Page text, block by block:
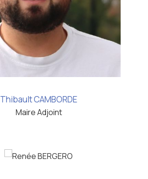
Thibault CAMBORDE
Maire Adjoint